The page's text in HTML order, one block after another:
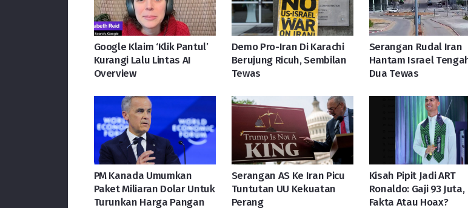
Google Klaim ‘Klik Pantul’
Kurangi Lalu Lintas AI
Overview
Demo Pro-Iran Di Karachi
Berujung Ricuh, Sembilan
Tewas
Serangan Rudal Iran
Hantam Israel
Dua Tewas
PM Kanada Umumkan
Paket Miliaran Dolar Untuk
Turunkan Harga Pangan
Serangan AS Ke Iran Picu
Tuntutan UU Kekuatan
Perang
Kisah Pipit Jadi ART
Ronaldo: Gaji 93 Juta,
Fakta Atau Hoax?